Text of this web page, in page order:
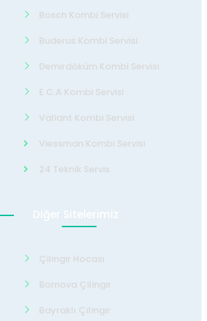
Bosch Kombi Servisi
Buderus Kombi Servisi
Demirdöküm Kombi Servisi
E.C.A Kombi Servisi
Valiant Kombi Servisi
Viessman Kombi Servisi
24 Teknik Servis
Diğer Sitelerimiz
Çilingir Hocası
Bornova Çilingir
Bayraklı Çilingir